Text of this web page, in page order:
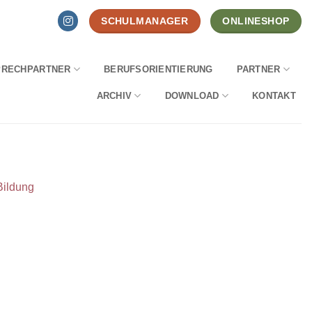
SCHULMANAGER ONLINESHOP
BERUFSORIENTIERUNG PARTNER
ARCHIV DOWNLOAD KONTAKT